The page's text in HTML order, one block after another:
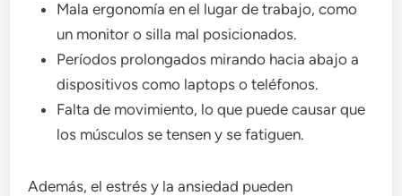
Mala ergonomía en el lugar de trabajo, como
un monitor o silla mal posicionados.
Períodos prolongados mirando hacia abajo a
dispositivos como laptops o teléfonos.
Falta de movimiento, lo que puede causar que
los músculos se tensen y se fatiguen.
Además, el estrés y la ansiedad pueden